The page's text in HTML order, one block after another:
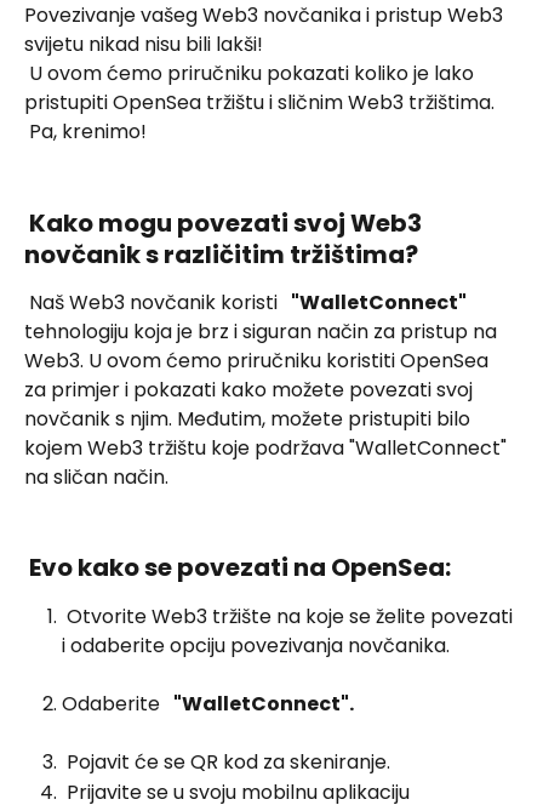
Povezivanje vašeg Web3 novčanika i pristup Web3
svijetu nikad nisu bili lakši!
pristupiti OpenSea tržištu i sličnim Web3 tržištima.
Pa, krenimo!
novčanik s različitim tržištima?
Naš Web3 novčanik koristi "WalletConnect"
tehnologiju koja je brz i siguran način za pristup na
Web3. U ovom ćemo priručniku koristiti OpenSea
za primjer i pokazati kako možete povezati svoj
novčanik s njim. Međutim, možete pristupiti bilo
kojem Web3 tržištu koje podržava "WalletConnect"
na sličan način.
Evo kako se povezati na OpenSea:
i odaberite opciju povezivanja novčanika.
Odaberite "WalletConnect".
Pojavit će se QR kod za skeniranje.